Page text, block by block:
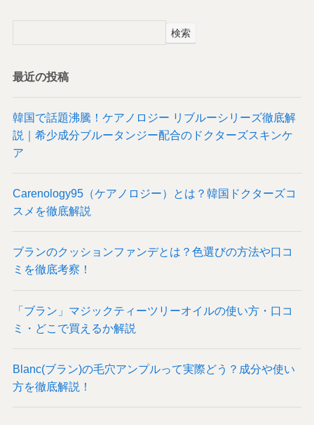
検索
最近の投稿
韓国で話題沸騰！ケアノロジー リブルーシリーズ徹底解
説｜希少成分ブルータンジー配合のドクターズスキンケ
ア
Carenology95（ケアノロジー）とは？韓国ドクターズコ
スメを徹底解説
ブランのクッションファンデとは？色選びの方法や口コ
ミを徹底考察！
「ブラン」マジックティーツリーオイルの使い方・口コ
ミ・どこで買えるか解説
Blanc(ブラン)の毛穴アンプルって実際どう？成分や使い
方を徹底解説！